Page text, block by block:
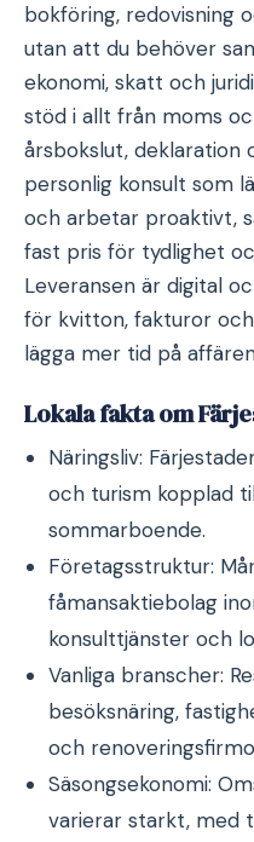
bokföring, redovisning
utan att du behöver
ekonomi, skatt och
stöd i allt från moms
årsbokslut, deklaration
personlig konsult som
och arbetar proaktivt,
fast pris för tydlighet
Leveransen är digital
för kvitton, fakturor
lägga mer tid på
Lokala fakta om
Näringsliv:
och turism kopplad
sommarboende.
Företagsstruktur:
fåmansaktiebolag
konsulttjänster och
Vanliga branscher:
besöksnäring,
och
Säsongsekonomi:
varierar starkt, med